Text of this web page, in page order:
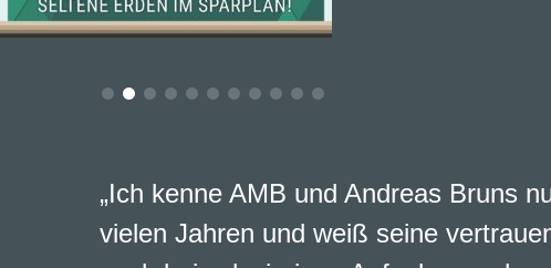
„Ich kenne AMB und Andreas Bruns
vielen Jahren und weiß seine